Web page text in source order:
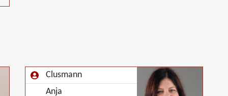
Clusmann
Anja